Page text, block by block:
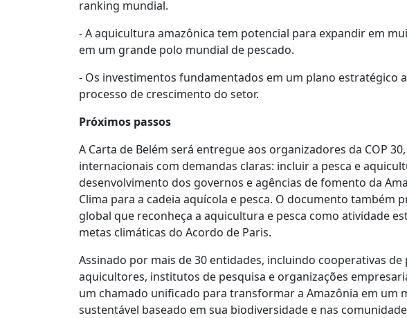
ranking mundial.
- A aquicultura amazônica tem potencial para expandir em
em um grande polo mundial de pescado.
- Os investimentos fundamentados em um plano estratégico
processo de crescimento do setor.
Próximos passos
A Carta de Belém será entregue aos organizadores da COP
internacionais com demandas claras: incluir a pesca e
desenvolvimento dos governos e agências de fomento da
Clima para a cadeia aquícola e pesca. O documento também
global que reconheça a aquicultura e pesca como atividade
metas climáticas do Acordo de Paris.
Assinado por mais de 30 entidades, incluindo cooperativas de
aquicultores, institutos de pesquisa e organizações
um chamado unificado para transformar a Amazônia em um
sustentável baseado em sua biodiversidade e nas